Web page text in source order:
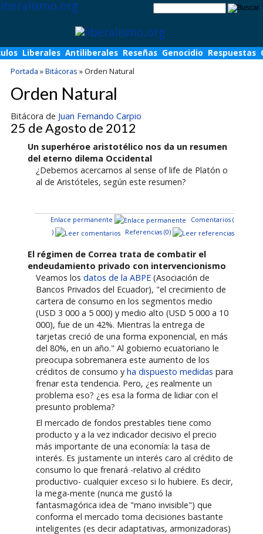
Liberales Antiliberales Reseñas Genocidio Respuestas
Portada »Bitácoras »Orden Natural
Orden Natural
Bitácora de Juan Fernando Carpio
25 de Agosto de 2012
Un superhéroe aristotélico nos da un resumen
del eterno dilema Occidental
¿Debemos acercarnos al sense of life de Platón o
al de Aristóteles, según este resumen?
Enlace permanente
Comentarios (
)
Referencias (0)
El régimen de Correa trata de combatir el
endeudamiento privado con intervencionismo
Veamos losdatos de la ABPE (Asociación de
Bancos Privados del Ecuador), "el crecimiento de
cartera de consumo en los segmentos medio
(USD 3 000 a 5 000) y medio alto (USD 5 000 a 10
000), fue de un 42%. Mientras la entrega de
tarjetas creció de una forma exponencial, en más
del 80%, en un año." Al gobierno ecuatoriano le
preocupa sobremanera este aumento de los
créditos de consumo yha dispuesto medidas para
frenar esta tendencia. Pero, ¿es realmente un
problema eso? ¿es esa la forma de lidiar con el
presunto problema?
El mercado de fondos prestables tiene como
producto y a la vez indicador decisivo el precio
más importante de una economía: la tasa de
interés. Es justamente un interés caro al crédito de
consumo lo que frenará -relativo al crédito
productivo- cualquier exceso si lo hubiere. Es decir,
la mega-mente (nunca me gustó la
fantasmagórica idea de "mano invisible") que
conforma el mercado toma decisiones bastante
inteligentes (es decir adaptativas, armonizadoras)